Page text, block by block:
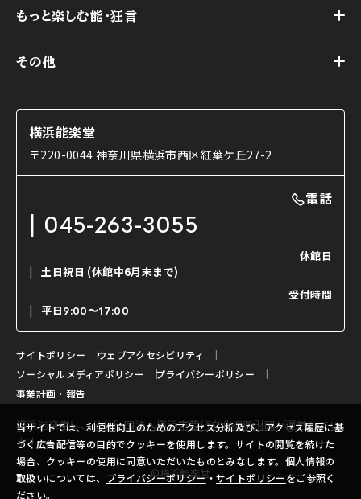
当サイトでは、利便性向上のためのアクセス分析及び、アクセス履歴に基
づく広告配信等の目的でクッキーを使用します。サイトの閲覧を続けた
場合、クッキーの使用に同意いただいたものとみなします。個人情報の
取扱いについては、 プライバシーポリシー・サイトポリシーをご参照く
ださい。
様々なお客様に向けて
本舞台座席
交通アクセス
アーカイブ
第二舞台
研修室
楽屋
ご利用の流れ
利用料金表
もっと楽しむ能・狂言
能舞台と演じ手
使用する道具
能・狂言の曲目説明
日本の古典芸能
その他
コラム
OTABISHO
チケット購入方法
ご寄附について
よくいただくご質問
お問い合わせ
横浜能楽堂
〒220-0044 神奈川県横浜市西区紅葉ケ丘27-2
電話
045-263-3055
休館日
土日祝日 (休館中6月末まで)
受付時間
平日9:00〜17:00
サイトポリシー
ウェブアクセシビリティ
ソーシャルメディアポリシー
プライバシーポリシー
事業計画・報告
横浜能楽堂は、公益財団法人横浜市芸術文化振興財団が運営してい
ます。
©横浜能楽堂